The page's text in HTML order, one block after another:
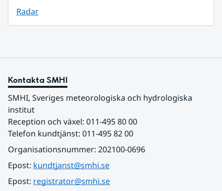
Radar
Kontakta SMHI
SMHI, Sveriges meteorologiska och hydrologiska
institut
Reception och växel: 011-495 80 00
Telefon kundtjänst: 011-495 82 00
Organisationsnummer: 202100-0696
Epost: kundtjanst@smhi.se
Epost: registrator@smhi.se